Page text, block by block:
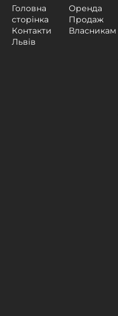
Головна
сторінка
Контакти
Львів
Оренда
Продаж
Власникам